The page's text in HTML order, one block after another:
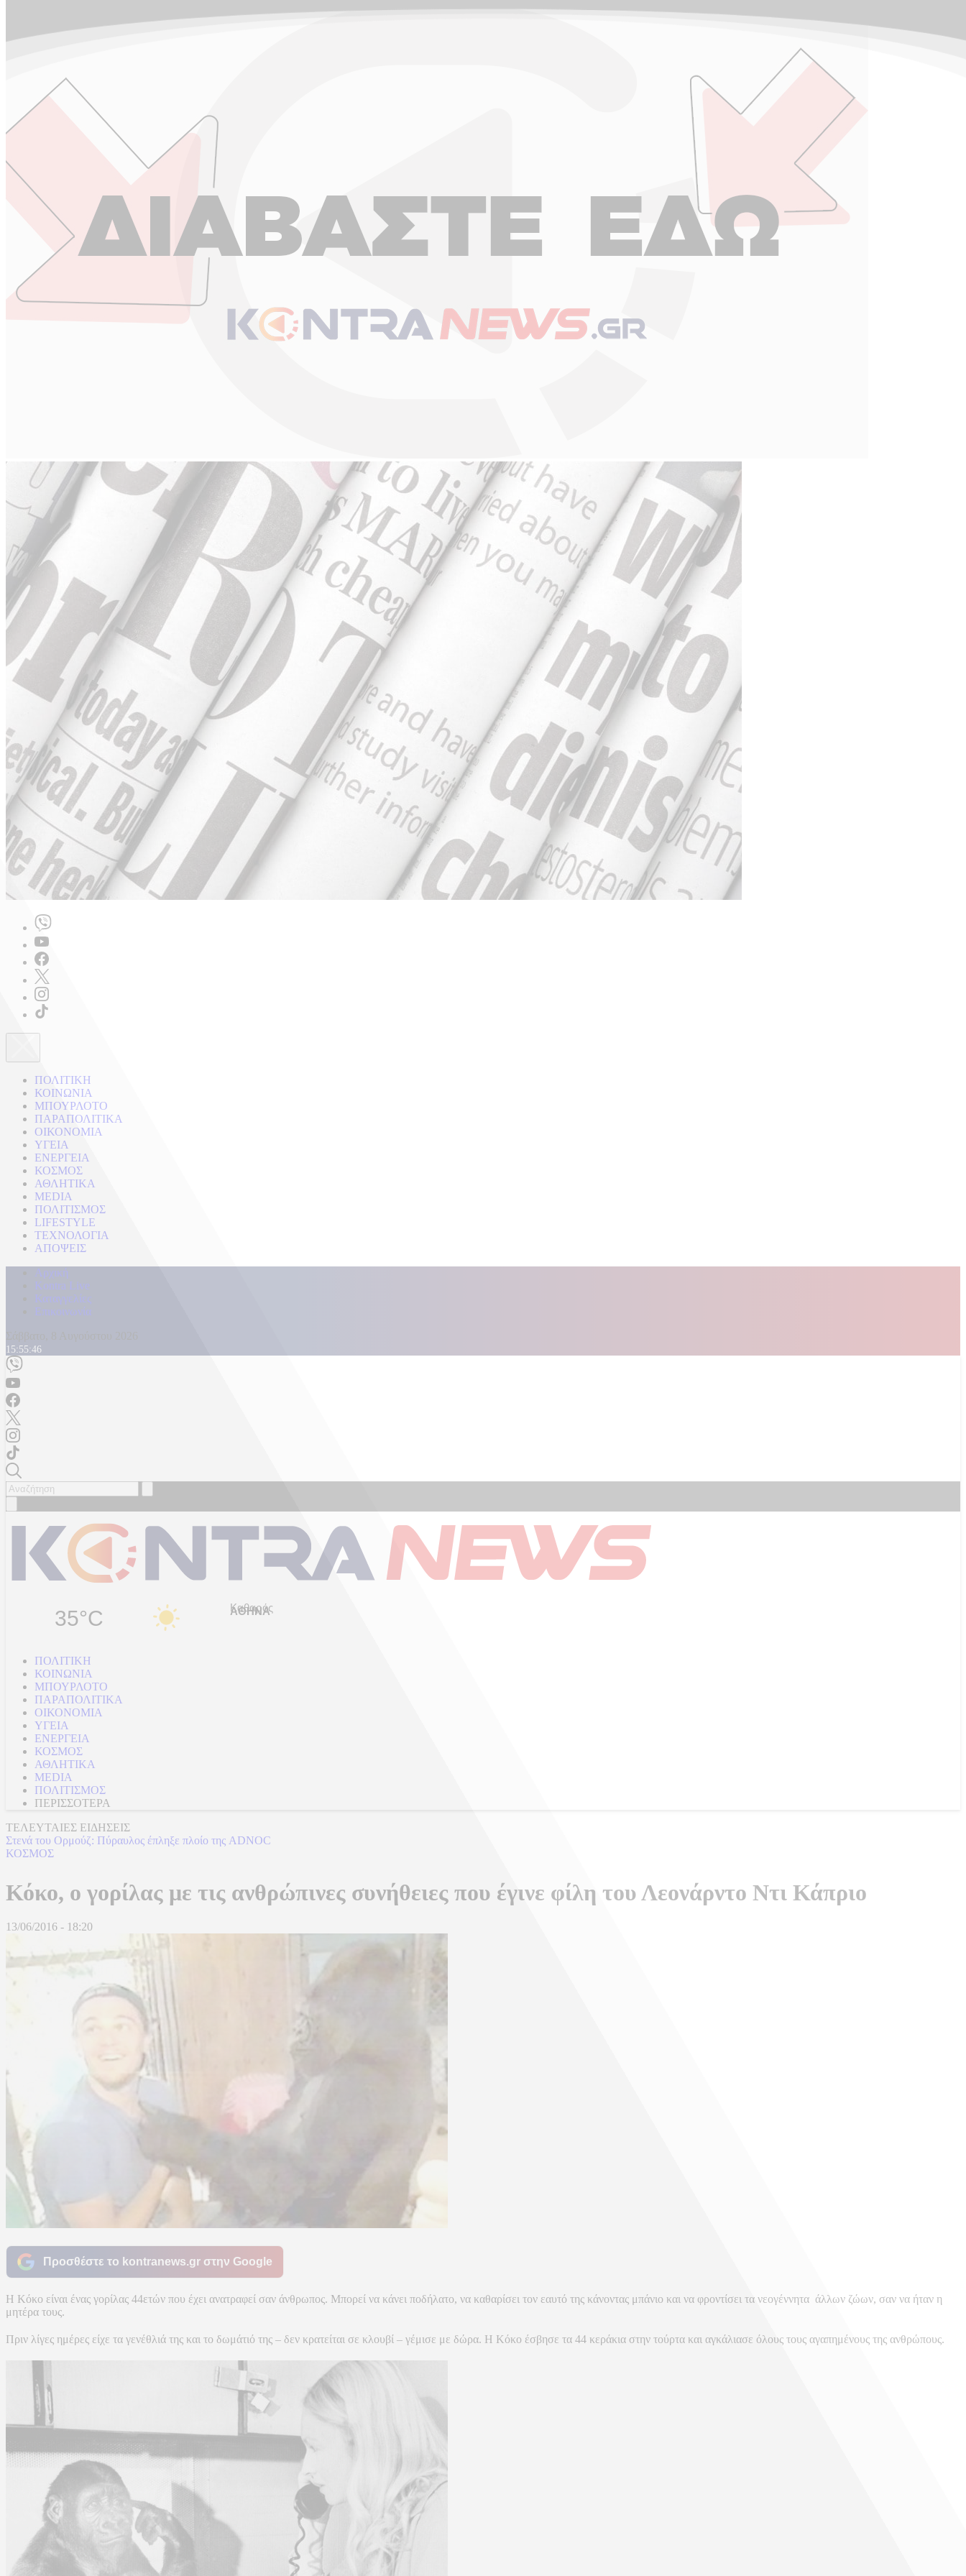
ΠΟΛΙΤΙΚΗ
ΚΟΙΝΩΝΙΑ
ΜΠΟΥΡΛΟΤΟ
ΠΑΡΑΠΟΛΙΤΙΚΑ
ΟΙΚΟΝΟΜΙΑ
ΥΓΕΙΑ
ΕΝΕΡΓΕΙΑ
ΚΟΣΜΟΣ
ΑΘΛΗΤΙΚΑ
MEDIA
ΠΟΛΙΤΙΣΜΟΣ
LIFESTYLE
ΤΕΧΝΟΛΟΓΙΑ
ΑΠΟΨΕΙΣ
Αρχική
Kontra Live
Καταγγελίες
Επικοινωνία
15:55:50
35°C Καθαρός
ΠΟΛΙΤΙΚΗ
ΚΟΙΝΩΝΙΑ
ΜΠΟΥΡΛΟΤΟ
ΠΑΡΑΠΟΛΙΤΙΚΑ
ΟΙΚΟΝΟΜΙΑ
ΥΓΕΙΑ
ΕΝΕΡΓΕΙΑ
ΚΟΣΜΟΣ
ΑΘΛΗΤΙΚΑ
MEDIA
ΠΟΛΙΤΙΣΜΟΣ
ΠΕΡΙΣΣΟΤΕΡΑ
ΤΕΛΕΥΤΑΙΕΣ ΕΙΔΗΣΕΙΣ
Στενά του Ορμούζ: Πύραυλος έπληξε πλοίο της ADNOC
ΚΟΣΜΟΣ
Κόκο, ο γορίλας με τις ανθρώπινες συνήθειες που έγινε φίλη του Λεονάρντο Ντι Κάπριο
13/06/2016 - 18:20
Προσθέστε το kontranews.gr στην Google
Η Κόκο είναι ένας γορίλας 44ετών που έχει ανατραφεί σαν άνθρωπος. Μπορεί να κάνει ποδήλατο, να καθαρίσει τον εαυτό της κάνοντας μπάνιο και να φροντίσει τα νεογέννητα άλλων ζώων, σαν να ήταν η
μητέρα τους.
Πριν λίγες ημέρες είχε τα γενέθλιά της και το δωμάτιό της – δεν κρατείται σε κλουβί – γέμισε με δώρα. Η Κόκο έσβησε τα 44 κεράκια στην τούρτα και αγκάλιασε όλους τους αγαπημένους της ανθρώπους.